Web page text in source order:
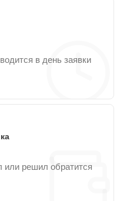
в день заявки
или решил обратится